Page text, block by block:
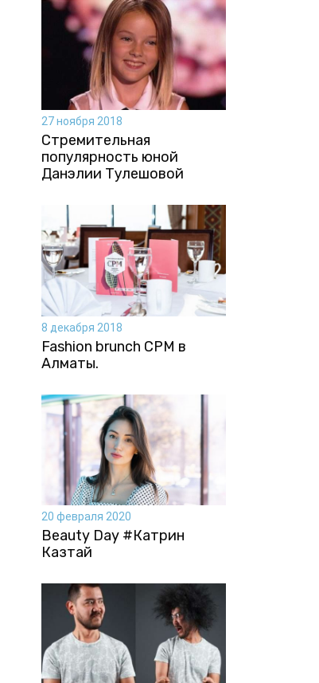
27 ноября 2018
Стремительная
популярность юной
Данэлии Тулешовой
8 декабря 2018
Fashion brunch CPM в
Алматы.
20 февраля 2020
Beauty Day #Катрин
Казтай